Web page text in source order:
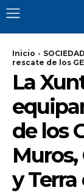
Inicio SOCIEDAD
rescate de los
La
de los
Muros,
y Terra